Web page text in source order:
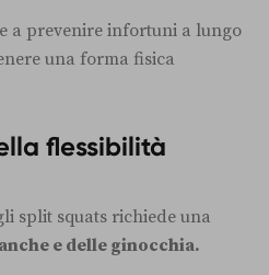
a prevenire infortuni a lungo
una forma fisica
flessibilità
split squats richiede una
e delle ginocchia.